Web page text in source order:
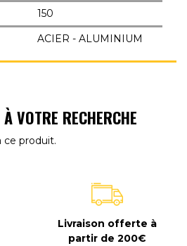
150
ACIER - ALUMINIUM
VOTRE RECHERCHE
ce produit.
Livraison offerte à
partir de 200€